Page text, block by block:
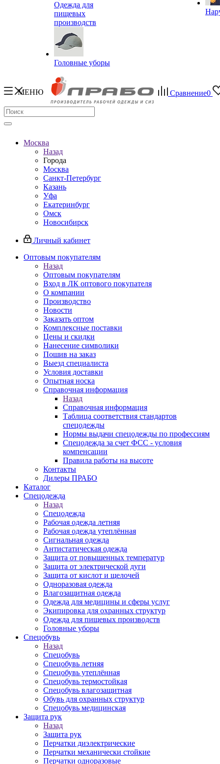
Одежда для
пищевых
производств
Головные уборы
МЕНЮ Сравнение0
Москва
Назад
Города
Москва
Санкт-Петербург
Казань
Уфа
Екатеринбург
Омск
Новосибирск
Личный кабинет
Оптовым покупателям
Назад
Оптовым покупателям
Вход в ЛК оптового покупателя
О компании
Производство
Новости
Заказать оптом
Комплексные поставки
Цены и скидки
Нанесение символики
Пошив на заказ
Выезд специалиста
Условия доставки
Опытная носка
Справочная информация
Назад
Справочная информация
Таблица соответствия стандартов
спецодежды
Нормы выдачи спецодежды по профессиям
Спецодежда за счет ФСС - условия
компенсации
Правила работы на высоте
Контакты
Дилеры ПРАБО
Каталог
Спецодежда
Назад
Спецодежда
Рабочая одежда летняя
Рабочая одежда утеплённая
Сигнальная одежда
Антистатическая одежда
Защита от повышенных температур
Защита от электрической дуги
Защита от кислот и щелочей
Одноразовая одежда
Влагозащитная одежда
Одежда для медицины и сферы услуг
Экипировка для охранных структур
Одежда для пищевых производств
Головные уборы
Спецобувь
Назад
Спецобувь
Спецобувь летняя
Спецобувь утеплённая
Спецобувь термостойкая
Спецобувь влагозащитная
Обувь для охранных структур
Спецобувь медицинская
Защита рук
Назад
Защита рук
Перчатки диэлектрические
Перчатки механически стойкие
Перчатки одноразовые